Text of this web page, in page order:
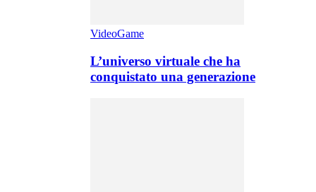
VideoGame
L’universo virtuale che ha
conquistato una generazione